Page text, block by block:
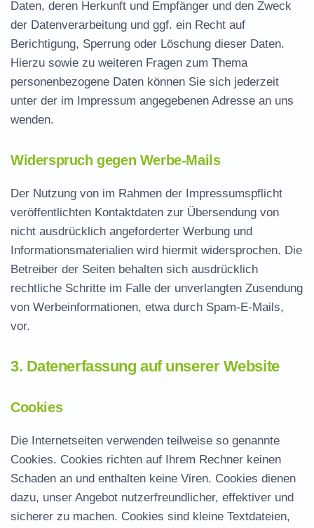
Daten, deren Herkunft und Empfänger und den Zweck
der Datenverarbeitung und ggf. ein Recht auf
Berichtigung, Sperrung oder Löschung dieser Daten.
Hierzu sowie zu weiteren Fragen zum Thema
personenbezogene Daten können Sie sich jederzeit
unter der im Impressum angegebenen Adresse an uns
wenden.
Widerspruch gegen Werbe-Mails
Der Nutzung von im Rahmen der Impressumspflicht
veröffentlichten Kontaktdaten zur Übersendung von
nicht ausdrücklich angeforderter Werbung und
Informationsmaterialien wird hiermit widersprochen. Die
Betreiber der Seiten behalten sich ausdrücklich
rechtliche Schritte im Falle der unverlangten Zusendung
von Werbeinformationen, etwa durch Spam-E-Mails,
vor.
3. Datenerfassung auf unserer Website
Cookies
Die Internetseiten verwenden teilweise so genannte
Cookies. Cookies richten auf Ihrem Rechner keinen
Schaden an und enthalten keine Viren. Cookies dienen
dazu, unser Angebot nutzerfreundlicher, effektiver und
sicherer zu machen. Cookies sind kleine Textdateien,